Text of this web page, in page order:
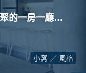
麻雀雖小五臟俱全：名品齊聚的一房一廳小公寓
小窩 風格